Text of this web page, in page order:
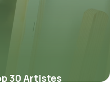
30 Artistes